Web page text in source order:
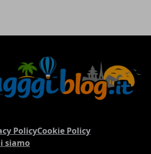
PolicyCookie Policy
siamo